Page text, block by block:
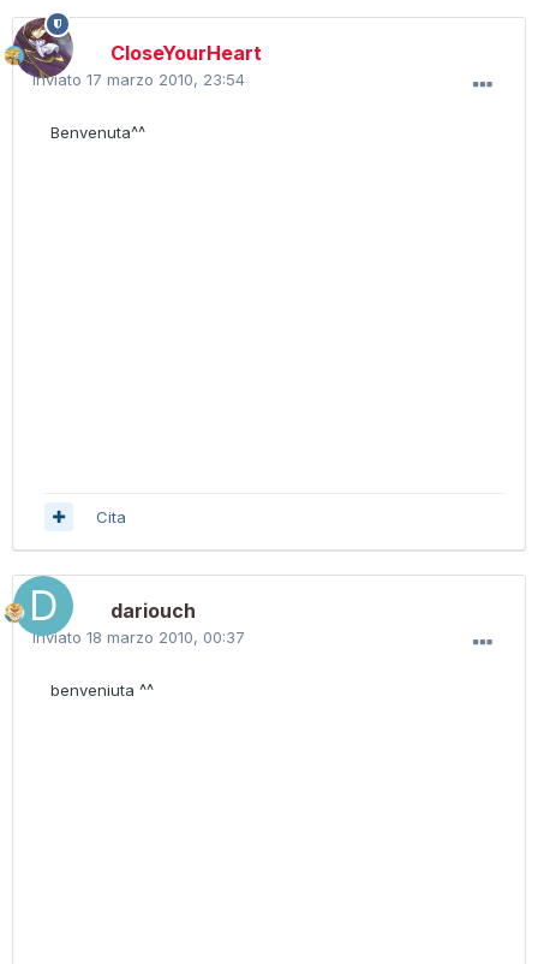
CloseYourHeart
Inviato 17 marzo 2010, 23:54
Benvenuta^^
Cita
dariouch
Inviato 18 marzo 2010, 00:37
benveniuta ^^